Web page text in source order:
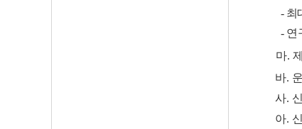
- 최
- 연
마.
바.
사.
아.